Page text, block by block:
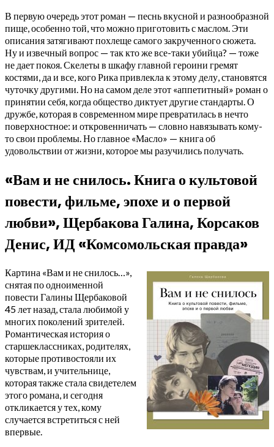
В первую очередь этот роман — песнь вкусной и разнообразной
пище, особенно той, что можно приготовить с маслом. Эти
описания затягивают похлеще самого закрученного сюжета.
Ну и извечный вопрос — так кто же все-таки убийца? — тоже
не дает покоя. Скелеты в шкафу главной героини гремят
костями, да и все, кого Рика привлекла к этому делу, становятся
чуточку другими. Но на самом деле этот «аппетитный» роман о
принятии себя, когда общество диктует другие стандарты. О
дружбе, которая в современном мире превратилась в нечто
поверхностное: и откровенничать — словно навязывать кому-
то свои проблемы. Но главное «Масло» — книга об
удовольствии от жизни, которое мы разучились получать.
«Вам и не снилось. Книга о культовой
повести, фильме, эпохе и о первой
любви», Щербакова Галина, Корсаков
Денис, ИД «Комсомольская правда»
Картина «Вам и не снилось…»,
снятая по одноименной
повести Галины Щербаковой
45 лет назад, стала любимой у
многих поколений зрителей.
Романтическая история о
старшеклассниках, родителях,
которые противостояли их
чувствам, и учительнице,
которая также стала свидетелем
этого романа, и сегодня
откликается у тех, кому
случается встретиться с ней
впервые.